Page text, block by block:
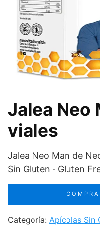
Jalea Neo
viales
Jalea Neo Man de
Sin Gluten · Gluten
Categoría: Apícolas Sin